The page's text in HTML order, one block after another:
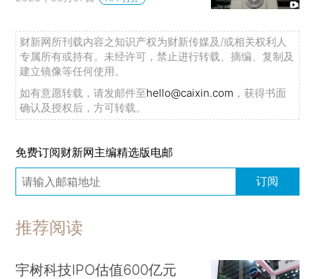
财新网所刊载内容之知识产权为财新传媒及/或相关权利人
专属所有或持有。未经许可，禁止进行转载、摘编、复制及
建立镜像等任何使用。
如有意愿转载，请发邮件至hello@caixin.com ，获得书面
确认及授权后，方可转载。
免费订阅财新网主编精选版电邮
订阅
推荐阅读
宇树科技IPO估值600亿元